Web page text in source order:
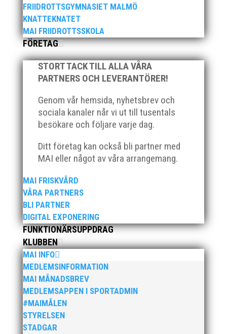
FRIIDROTTSGYMNASIET MALMÖ
KNATTEKNATET
MAI FRIIDROTTSSKOLA
FÖRETAG
STORT TACK TILL ALLA VÅRA
PARTNERS OCH LEVERANTÖRER!
Genom vår hemsida, nyhetsbrev och
sociala kanaler når vi ut till tusentals
besökare och följare varje dag.
Ditt företag kan också bli partner med
MAI eller något av våra arrangemang.
MAI FRISKVÅRD
VÅRA PARTNERS
BLI PARTNER
DIGITAL EXPONERING
FUNKTIONÄRSUPPDRAG
KLUBBEN
MAI INFO
MEDLEMSINFORMATION
MAI MÅNADSBREV
MEDLEMSAPPEN I SPORTADMIN
#MAIMÅLEN
STYRELSEN
STADGAR
från denna del hittar ni i länken nedan. Stort tack till
Bengt Bendéus som möjliggjorde och generöst
finansierade denna del av kvällen. Fler bilder från
MAI:s Årsmöte...
2025 innebar något av ett internationellt genombrott
för MAI:s kulstötare Wictor Petersson. Året gav
svenskt rekord, EM-silver inomhus, dessutom sexa på
VM inomhus och elva på VM ute i somras. Och en
stark tro på framtiden efter några motiga år när inte
så mycket hänt...
När Friidrottssverige samlades för fest gick en av
utmärkelserna till MAI och Kalvinknatet – Lasses
skötebarn i alla år. MAI-delegationen fick ta emot
priset ”Årets pulshöjare”, och bland annat fanns
ordförande Fredrik Wennolf på plats för att ta emot
hyllningarna. –...